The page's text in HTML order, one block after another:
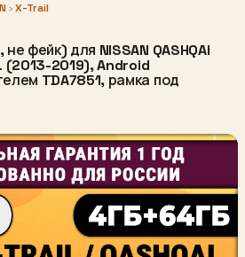
›X-Trail
фейк) для NISSAN QASHQAI
(2013-2019), Android
TDA7851, рамка под